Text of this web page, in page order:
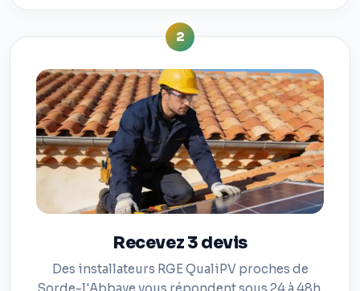
2
Recevez 3 devis
Des installateurs RGE QualiPV proches de